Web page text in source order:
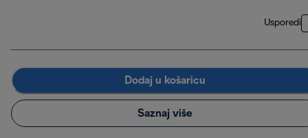
Usporedi
Dodaj u košaricu
Saznaj više